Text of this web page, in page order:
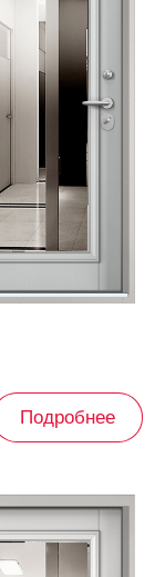
Подробнее